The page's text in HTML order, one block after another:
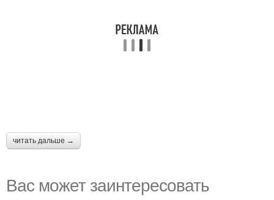
читать дальше →
Вас может заинтересовать